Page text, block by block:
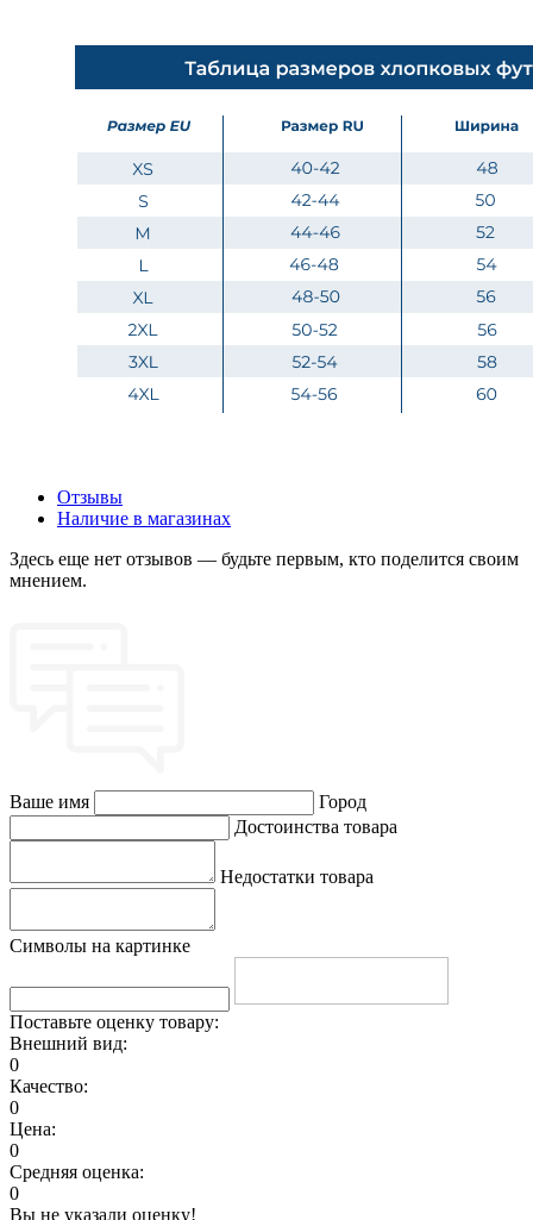
Отзывы
Наличие в магазинах
Здесь еще нет отзывов — будьте первым, кто поделится своим
мнением.
Ваше имя
Город
Достоинства товара
Недостатки товара
Символы на картинке
Поставьте оценку товару:
Внешний вид:
0
Качество:
0
Цена:
0
Средняя оценка:
0
Вы не указали оценку!